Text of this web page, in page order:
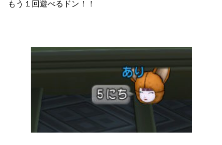
もう１回遊べるドン！！